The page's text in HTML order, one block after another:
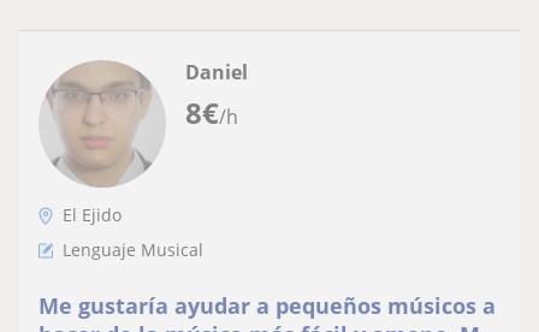
8€/h
Daniel
El Ejido
Lenguaje Musical
Me gustaría ayudar a pequeños músicos a